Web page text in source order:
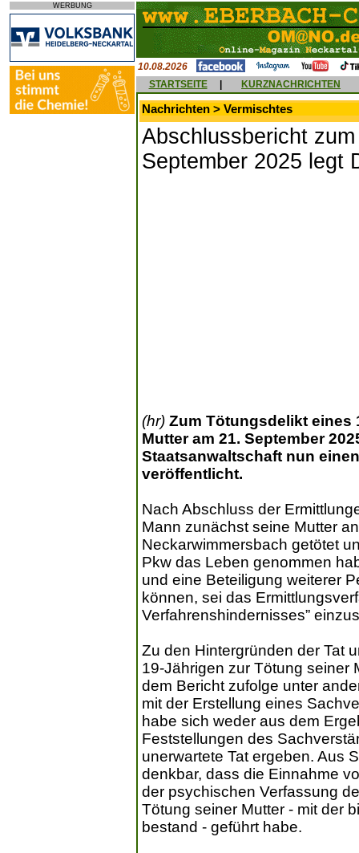
WERBUNG
10.08.2026
STARTSEITE
KURZNACHRICHTEN
Nachrichten > Vermischtes
Abschlussbericht
September 2025 legt
(hr) Zum Tötungsdelikt eines
Mutter am 21. September
Staatsanwaltschaft nun
veröffentlicht.
Nach Abschluss der
Mann zunächst seine Mutter
Neckarwimmersbach getötet
Pkw das Leben genommen
und eine Beteiligung weiterer
können, sei das
Verfahrenshindernisses”
Zu den Hintergründen der Tat
19-Jährigen zur Tötung seiner
dem Bericht zufolge unter
mit der Erstellung eines
habe sich weder aus dem
Feststellungen des
unerwartete Tat ergeben. Aus
denkbar, dass die Einnahme
der psychischen Verfassung
Tötung seiner Mutter - mit der
bestand - geführt habe.